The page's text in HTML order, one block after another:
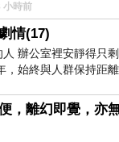
一種慈祥的微笑，然後
小時前
情(17)
辦公室裡安靜得只
始終與人群保持距離
，離幻即覺，亦